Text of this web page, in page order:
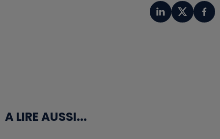
A LIRE AUSSI...